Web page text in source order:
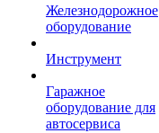
Железнодорожное
оборудование
Инструмент
Гаражное
оборудование для
автосервиса